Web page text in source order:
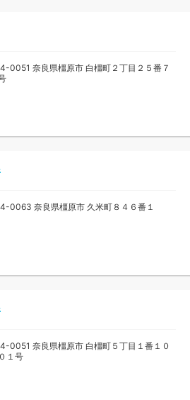
0051 奈良県橿原市 白橿町２丁目２５番７
0063 奈良県橿原市 久米町８４６番１
0051 奈良県橿原市 白橿町５丁目１番１０
１号